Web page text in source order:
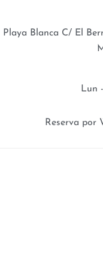
Playa Blanca C/ El
Lun
Reserva por